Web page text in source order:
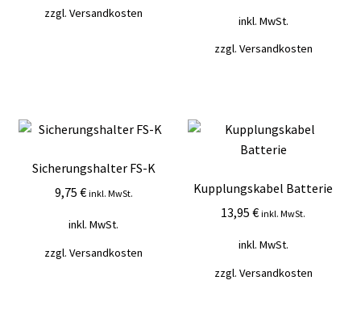
zzgl.Versandkosten
inkl. MwSt.
zzgl. Versandkosten
Sicherungshalter FS-K
9,75 € inkl. MwSt.
inkl. MwSt.
zzgl.Versandkosten
Kupplungskabel Batterie
13,95€ inkl. MwSt.
inkl. MwSt.
zzgl. Versandkosten